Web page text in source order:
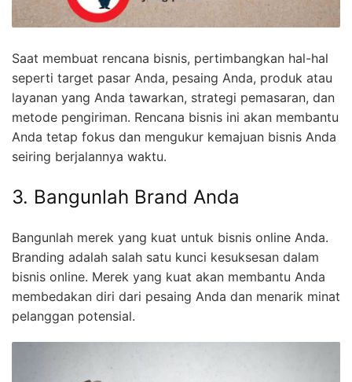
Saat membuat rencana bisnis, pertimbangkan hal-hal
seperti target pasar Anda, pesaing Anda, produk atau
layanan yang Anda tawarkan, strategi pemasaran, dan
metode pengiriman. Rencana bisnis ini akan membantu
Anda tetap fokus dan mengukur kemajuan bisnis Anda
seiring berjalannya waktu.
3. Bangunlah Brand Anda
Bangunlah merek yang kuat untuk bisnis online Anda.
Branding adalah salah satu kunci kesuksesan dalam
bisnis online. Merek yang kuat akan membantu Anda
membedakan diri dari pesaing Anda dan menarik minat
pelanggan potensial.